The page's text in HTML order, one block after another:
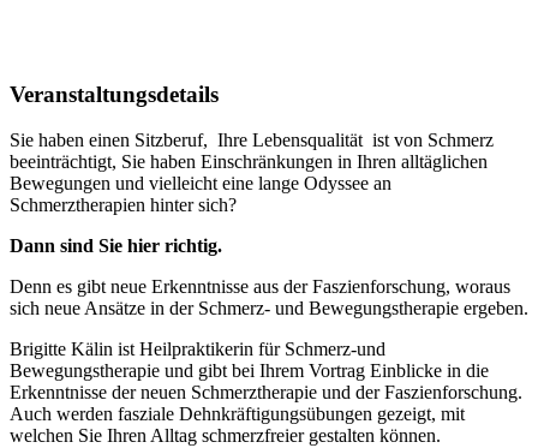
Veranstaltungsdetails
Sie haben einen Sitzberuf, Ihre Lebensqualität ist von Schmerz
beeinträchtigt, Sie haben Einschränkungen in Ihren alltäglichen
Bewegungen und vielleicht eine lange Odyssee an
Schmerztherapien hinter sich?
Dann sind Sie hier richtig.
Denn es gibt neue Erkenntnisse aus der Faszienforschung, woraus
sich neue Ansätze in der Schmerz- und Bewegungstherapie ergeben.
Brigitte Kälin ist Heilpraktikerin für Schmerz-und
Bewegungstherapie und gibt bei Ihrem Vortrag Einblicke in die
Erkenntnisse der neuen Schmerztherapie und der Faszienforschung.
Auch werden fasziale Dehnkräftigungsübungen gezeigt, mit
welchen Sie Ihren Alltag schmerzfreier gestalten können.